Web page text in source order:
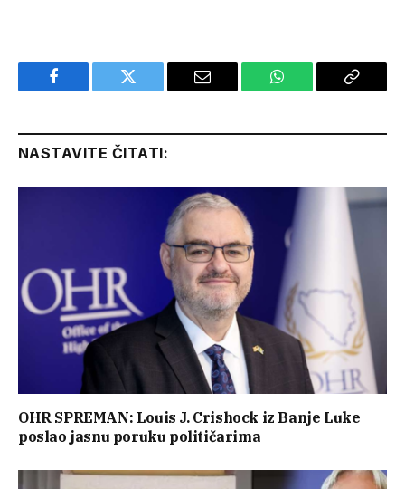
Facebook Twitter Email WhatsApp Copy
NASTAVITE ČITATI:
OHR SPREMAN: Louis J. Crishock iz Banje Luke
poslao jasnu poruku političarima